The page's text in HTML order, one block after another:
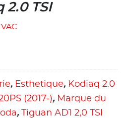
2.0 TSI
, Esthetique, Kodiaq 2.0
(2017-), Marque du
,
Tiguan AD1 2,0 TSI